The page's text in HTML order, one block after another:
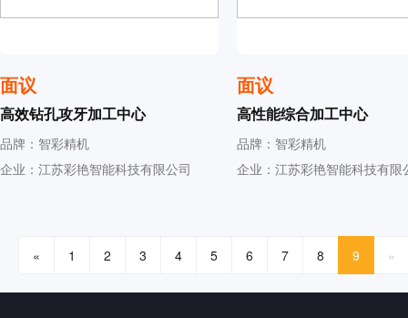
面议
高效钻孔攻牙加工中心
品牌：智彩精机
企业：江苏彩艳智能科技有限公司
面议
高性能综合加工中心
品牌：智彩精机
企业：江苏彩艳智能科技有限
« 1 2 3 4 5 6 7 8 9 »